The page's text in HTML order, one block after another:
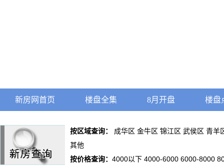
新房网首页 楼盘全集 8月开盘 楼盘
按区域查询： 成华区 金牛区 锦江区 武侯区 青羊
其他
按价格查询： 4000以下 4000-6000 6000-8000